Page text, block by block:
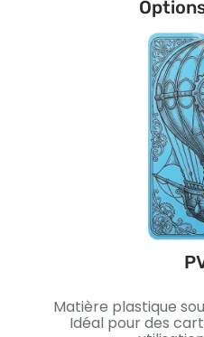
Matière plastique
Idéal pour des